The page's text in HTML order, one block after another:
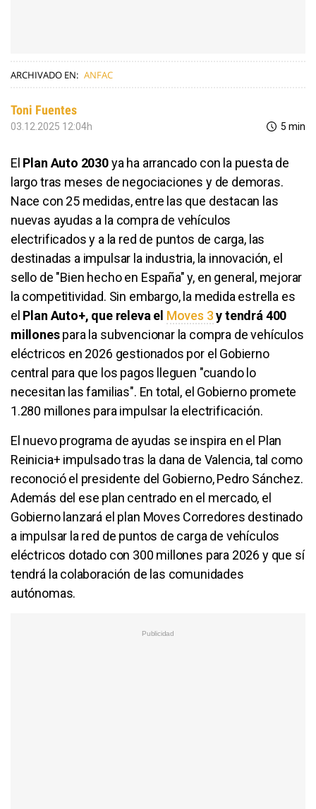
ARCHIVADO EN: ANFAC
Toni Fuentes
03.12.2025 12:04h 5 min
El Plan Auto 2030ya ha arrancado con la puesta de
largo tras meses de negociaciones y de demoras.
Nace con 25 medidas, entre las que destacan las
nuevas ayudas a la compra de vehículos
electrificados y a la red de puntos de carga, las
destinadas a impulsar la industria, la innovación, el
sello de "Bien hecho en España" y, en general, mejorar
la competitividad. Sin embargo, la medida estrella es
el Plan Auto+, que releva el Moves 3y tendrá 400
millonespara la subvencionar la compra de vehículos
eléctricos en 2026 gestionados por el Gobierno
central para que los pagos lleguen "cuando lo
necesitan las familias". En total, el Gobierno promete
1.280 millones para impulsar la electrificación.
El nuevo programa de ayudas se inspira en el Plan
Reinicia+ impulsado tras la dana de Valencia, tal como
reconoció el presidente del Gobierno, Pedro Sánchez.
Además del ese plan centrado en el mercado, el
Gobierno lanzará el plan Moves Corredores destinado
a impulsar la red de puntos de carga de vehículos
eléctricos dotado con 300 millones para 2026 y que sí
tendrá la colaboración de las comunidades
autónomas.